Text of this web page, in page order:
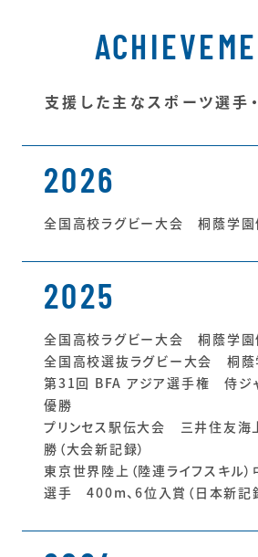
支援した主なスポーツ選手
2026
全国高校ラグビー大会 桐蔭学園
2025
全国高校ラグビー大会 桐蔭学園
全国高校選抜ラグビー大会 桐蔭
第31回 BFA アジア選手権 侍ジ
優勝
プリンセス駅伝大会 三井住友海
勝（大会新記録）
東京世界陸上（陸連ライフスキル
選手 400m、6位入賞（日本新記